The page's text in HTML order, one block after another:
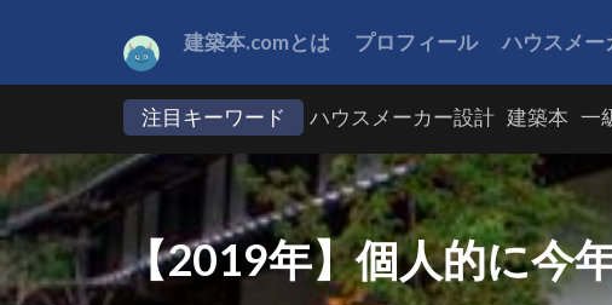
建築本.comとは プロフィール ハウスメー
注目キーワード ハウスメーカー設計 建築本 一
【2019年】個人的に今